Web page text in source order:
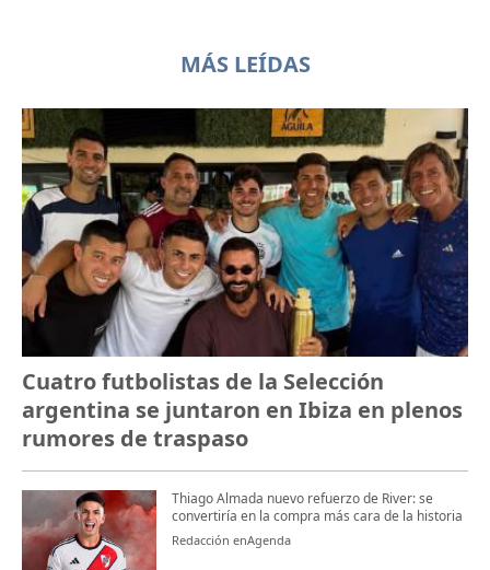
MÁS LEÍDAS
Cuatro futbolistas de la Selección
argentina se juntaron en Ibiza en plenos
rumores de traspaso
Thiago Almada nuevo refuerzo de River: se
convertiría en la compra más cara de la historia
Redacción enAgenda